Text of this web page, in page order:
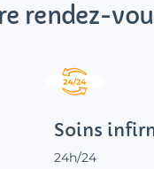
rendez-
Soins
24h/24